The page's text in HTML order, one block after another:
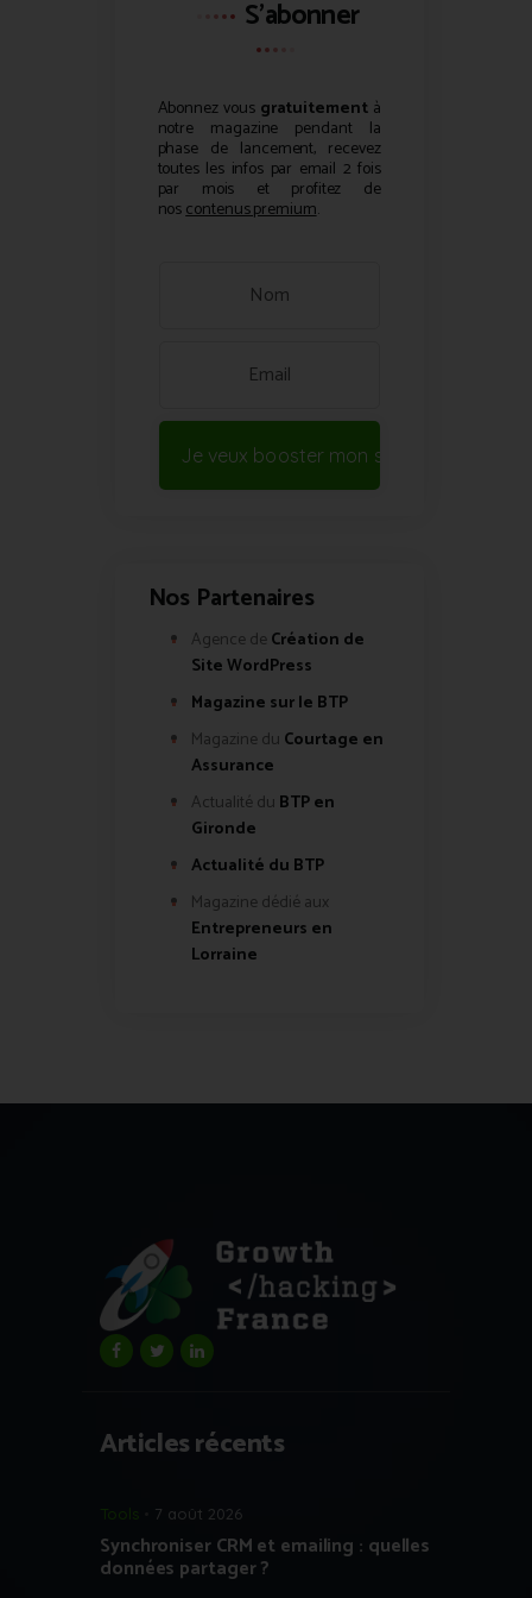
S'abonner
Abonnez vous gratuitementà
notre magazine pendant la
phase de lancement, recevez
toutes les infos par email 2 fois
par mois et profitez de
noscontenus premium.
Je veux booster mon site !
Nos Partenaires
Agence de Création de
Site WordPress
Magazine sur le BTP
Magazine du Courtage en
Assurance
Actualité du BTP en
Gironde
Actualité du BTP
Magazine dédié aux
Entrepreneurs en
Lorraine
Articles récents
Tools 7 août 2026
Synchroniser CRM et emailing : quelles
données partager ?